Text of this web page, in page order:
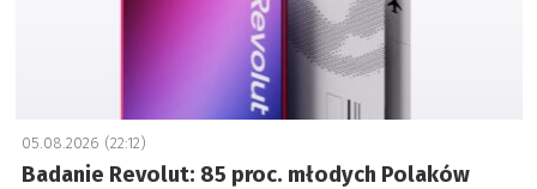
05.08.2026 (22:12)
Badanie Revolut: 85 proc. młodych Polaków